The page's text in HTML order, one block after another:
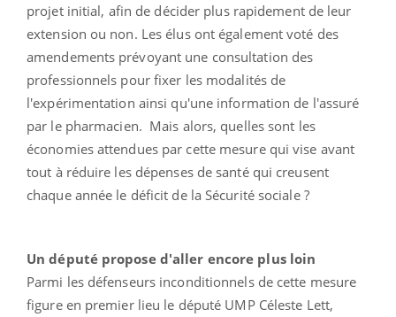
projet initial, afin de décider plus rapidement de leur
extension ou non. Les élus ont également voté des
amendements prévoyant une consultation des
professionnels pour fixer les modalités de
l'expérimentation ainsi qu'une information de l'assuré
par le pharmacien. Mais alors, quelles sont les
économies attendues par cette mesure qui vise avant
tout à réduire les dépenses de santé qui creusent
chaque année le déficit de la Sécurité sociale ?
Un député propose d'aller encore plus loin
Parmi les défenseurs inconditionnels de cette mesure
figure en premier lieu le député UMP Céleste Lett,